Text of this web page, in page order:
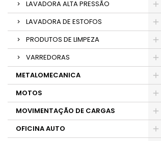
LAVADORA ALTA PRESSÃO
LAVADORA DE ESTOFOS
PRODUTOS DE LIMPEZA
VARREDORAS
METALOMECANICA
MOTOS
MOVIMENTAÇÃO DE CARGAS
OFICINA AUTO